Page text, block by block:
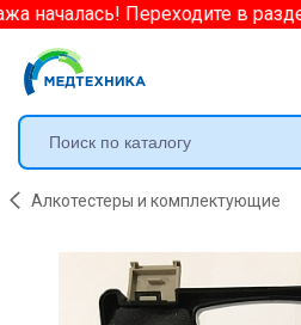
началась! Переходите в
Алкотестеры и комплектующие